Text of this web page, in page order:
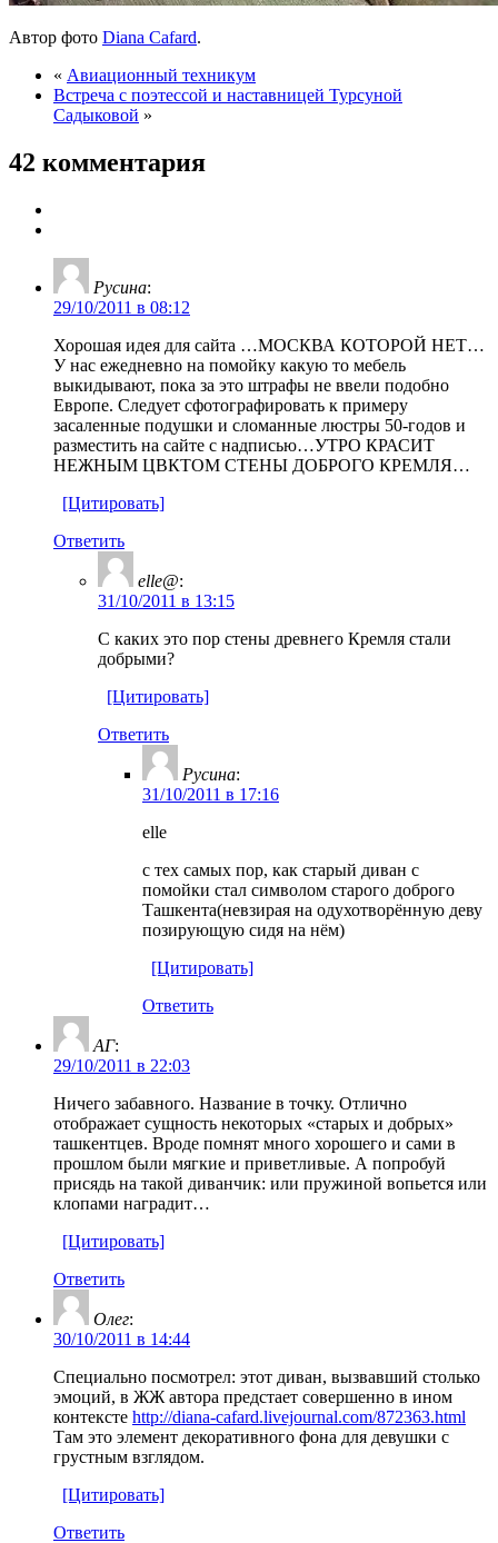
Автор фото Diana Cafard.
« Авиационный техникум
Встреча с поэтессой и наставницей Турсуной
Садыковой »
42 комментария
Русина:
29/10/2011 в 08:12
Хорошая идея для сайта …МОСКВА КОТОРОЙ НЕТ…
У нас ежедневно на помойку какую то мебель
выкидывают, пока за это штрафы не ввели подобно
Европе. Следует сфотографировать к примеру
засаленные подушки и сломанные люстры 50-годов и
разместить на сайте с надписью…УТРО КРАСИТ
НЕЖНЫМ ЦВКТОМ СТЕНЫ ДОБРОГО КРЕМЛЯ…
[Цитировать]
Ответить
elle@:
31/10/2011 в 13:15
С каких это пор стены древнего Кремля стали
добрыми?
[Цитировать]
Ответить
Русина:
31/10/2011 в 17:16
elle
с тех самых пор, как старый диван с
помойки стал символом старого доброго
Ташкента(невзирая на одухотворённую деву
позирующую сидя на нём)
[Цитировать]
Ответить
АГ:
29/10/2011 в 22:03
Ничего забавного. Название в точку. Отлично
отображает сущность некоторых «старых и добрых»
ташкентцев. Вроде помнят много хорошего и сами в
прошлом были мягкие и приветливые. А попробуй
присядь на такой диванчик: или пружиной вопьется или
клопами наградит…
[Цитировать]
Ответить
Олег:
30/10/2011 в 14:44
Специально посмотрел: этот диван, вызвавший столько
эмоций, в ЖЖ автора предстает совершенно в ином
контексте http://diana-cafard.livejournal.com/872363.html
Там это элемент декоративного фона для девушки с
грустным взглядом.
[Цитировать]
Ответить